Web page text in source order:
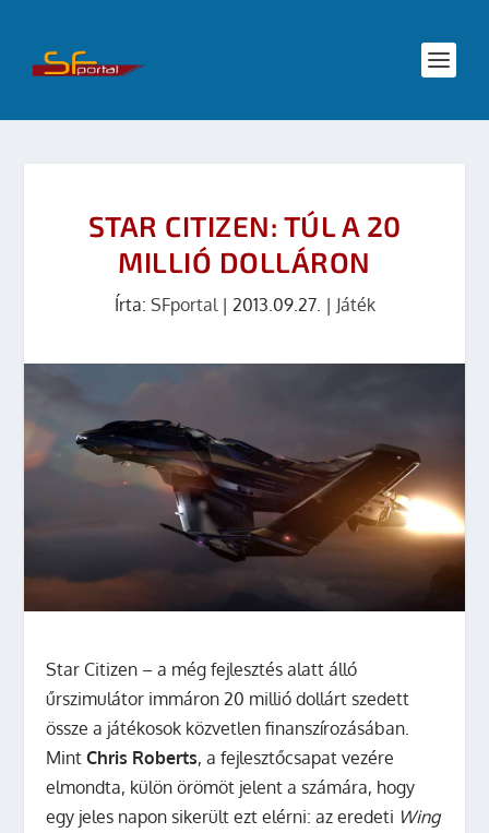
STAR CITIZEN: TÚL A 20
MILLIÓ DOLLÁRON
Írta: SFportal| 2013.09.27. | Játék
Star Citizen – a még fejlesztés alatt álló
űrszimulátor immáron 20 millió dollárt szedett
össze a játékosok közvetlen finanszírozásában.
MintChris Roberts, a fejlesztőcsapat vezére
elmondta, külön örömöt jelent a számára, hogy
egy jeles napon sikerült ezt elérni: az eredeti Wing